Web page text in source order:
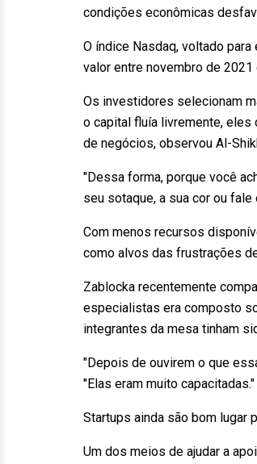
condições econômicas
O índice Nasdaq, voltado
valor entre novembro de
Os investidores selecionam
o capital fluía livremente, eles
de negócios, observou Al-
"Dessa forma, porque você
seu sotaque, a sua cor ou fale
Com menos recursos
como alvos das frustrações
Zablocka recentemente
especialistas era composto
integrantes da mesa tinham
"Depois de ouvirem o que
"Elas eram muito capacitadas."
Startups ainda são bom lugar
Um dos meios de ajudar a